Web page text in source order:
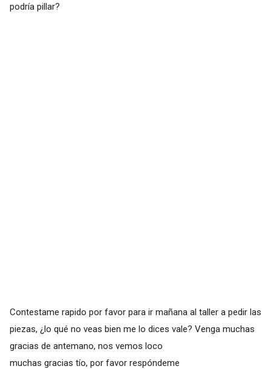
podría pillar?
Contestame rapido por favor para ir mañana al taller a pedir las
piezas, ¿lo qué no veas bien me lo dices vale? Venga muchas
gracias de antemano, nos vemos loco
muchas gracias tío, por favor respóndeme